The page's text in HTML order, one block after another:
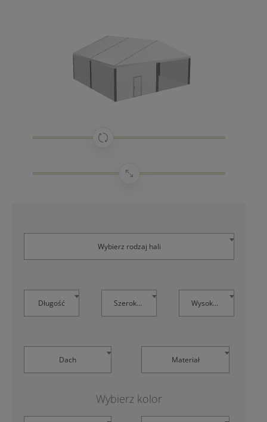
Wybierz rodzaj hali
Długość Szerokość Wysokość
Dach Materiał
Wybierz kolor